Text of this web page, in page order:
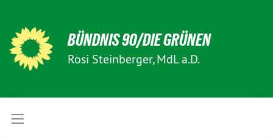
BÜNDNIS 90/DIE GRÜNEN
Rosi Steinberger, MdL a.D.